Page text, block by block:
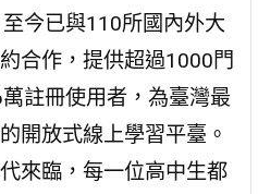
今已與110所國內外大
合作，提供超過1000門
註冊使用者，為臺灣最
開放式線上學習平臺。
來臨，每一位高中生都